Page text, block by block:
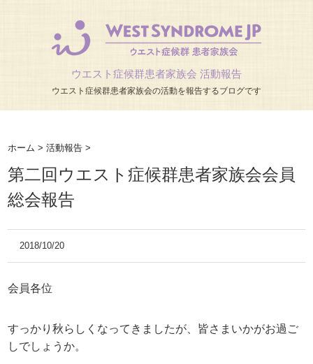
ウエスト症候群患者家族会 活動報告
ウエスト症候群患者家族会の活動を報告するブログです
ホーム >活動報告 >
第二回ウエスト症候群患者家族会会員
総会報告
2018/10/20
会員各位
すっかり秋らしくなってきましたが、皆さまいかがお過ご
しでしょうか。